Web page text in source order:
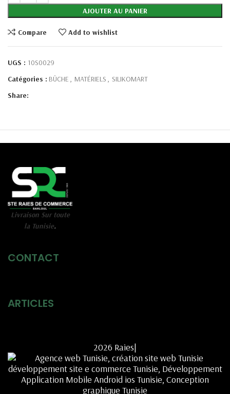
AJOUTER AU PANIER
Compare Add to wishlist
UGS : 10S0029
Catégories : BÛCHE , MATÉRIELS , SILIKOMART
Share:
Livraison Sur toute
la Tunisie.
CONTACT
ARTICLES
2026 Raies|